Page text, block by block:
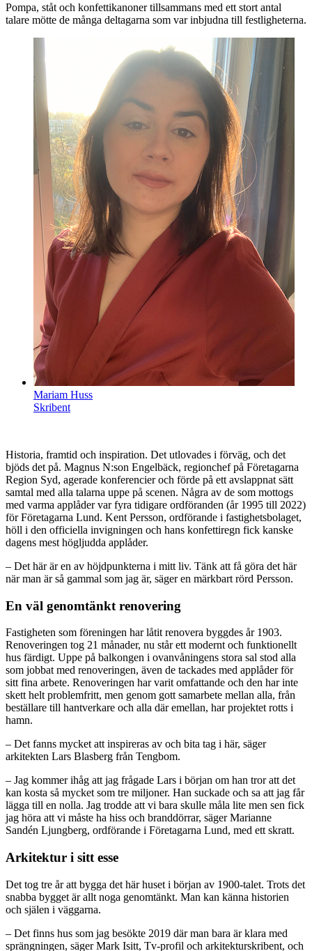
Pompa, ståt och konfettikanoner tillsammans med ett stort antal
talare mötte de många deltagarna som var inbjudna till festligheterna.
Mariam Huss
Skribent
Historia, framtid och inspiration. Det utlovades i förväg, och det
bjöds det på. Magnus N:son Engelbäck, regionchef på Företagarna
Region Syd, agerade konferencier och förde på ett avslappnat sätt
samtal med alla talarna uppe på scenen. Några av de som mottogs
med varma applåder var fyra tidigare ordföranden (år 1995 till 2022)
för Företagarna Lund. Kent Persson, ordförande i fastighetsbolaget,
höll i den officiella invigningen och hans konfettiregn fick kanske
dagens mest högljudda applåder.
– Det här är en av höjdpunkterna i mitt liv. Tänk att få göra det här
när man är så gammal som jag är, säger en märkbart rörd Persson.
En väl genomtänkt renovering
Fastigheten som föreningen har låtit renovera byggdes år 1903.
Renoveringen tog 21 månader, nu står ett modernt och funktionellt
hus färdigt. Uppe på balkongen i ovanvåningens stora sal stod alla
som jobbat med renoveringen, även de tackades med applåder för
sitt fina arbete. Renoveringen har varit omfattande och den har inte
skett helt problemfritt, men genom gott samarbete mellan alla, från
beställare till hantverkare och alla där emellan, har projektet rotts i
hamn.
– Det fanns mycket att inspireras av och bita tag i här, säger
arkitekten Lars Blasberg från Tengbom.
– Jag kommer ihåg att jag frågade Lars i början om han tror att det
kan kosta så mycket som tre miljoner. Han suckade och sa att jag får
lägga till en nolla. Jag trodde att vi bara skulle måla lite men sen fick
jag höra att vi måste ha hiss och branddörrar, säger Marianne
Sandén Ljungberg, ordförande i Företagarna Lund, med ett skratt.
Arkitektur i sitt esse
Det tog tre år att bygga det här huset i början av 1900-talet. Trots det
snabba bygget är allt noga genomtänkt. Man kan känna historien
och själen i väggarna.
– Det finns hus som jag besökte 2019 där man bara är klara med
sprängningen, säger Mark Isitt, Tv-profil och arkitekturskribent, och